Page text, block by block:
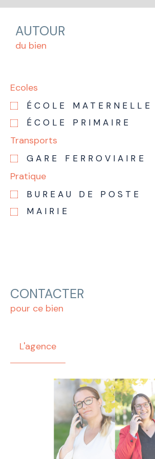
AUTOUR
du bien
Ecoles
ÉCOLE MATERNELLE
ÉCOLE PRIMAIRE
Transports
GARE FERROVIAIRE
Pratique
BUREAU DE POSTE
MAIRIE
CONTACTER
pour ce bien
L'agence